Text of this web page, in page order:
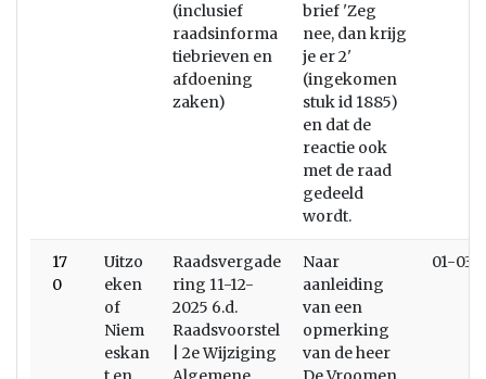
(inclusief
raadsinforma
tiebrieven en
afdoening
zaken)
brief 'Zeg
nee, dan krijg
je er 2'
(ingekomen
stuk id 1885)
en dat de
reactie ook
met de raad
gedeeld
wordt.
17
0
Uitzo
eken
of
Niem
eskan
Raadsvergade
ring 11-12-
2025 6.d.
Raadsvoorstel
| 2e Wijziging
Naar
aanleiding
van een
opmerking
van de heer
01-03-